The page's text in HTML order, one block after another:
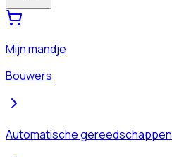
Mijn mandje
Bouwers
Automatische gereedschappen